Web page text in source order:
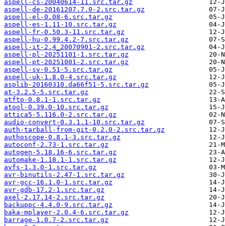
aspell-cs-20040614-11.src.tar.gz
aspell-de-20161207.7.0-2.src.tar.gz
aspell-el-0.08-6.src.tar.gz
aspell-es-1.11-10.src.tar.gz
aspell-fr-0.50.3-11.src.tar.gz
aspell-hu-0.99.4.2-7.src.tar.gz
aspell-it-2.4_20070901-2.src.tar.gz
aspell-pl-20251101-1.src.tar.gz
aspell-pt-20251001-2.src.tar.gz
aspell-sv-0.51-5.src.tar.gz
aspell-uk-1.8.0-4.src.tar.gz
asplib-20160310.da66f51-5.src.tar.gz
at-3.2.5-5.src.tar.gz
atftp-0.8.1-1.src.tar.gz
atool-0.39.0-10.src.tar.gz
attica5-5.116.0-2.src.tar.gz
audio-convert-0.3.1.1-10.src.tar.gz
auth-tarball-from-git-0.2.0-2.src.tar.gz
authoscope-0.8.1-3.src.tar.gz
autoconf-2.73-1.src.tar.gz
autogen-5.18.16-6.src.tar.gz
automake-1.18.1-1.src.tar.gz
avfs-1.3.0-1.src.tar.gz
avr-binutils-2.47-1.src.tar.gz
avr-gcc-16.1.0-1.src.tar.gz
avr-gdb-17.2-1.src.tar.gz
axel-2.17.14-2.src.tar.gz
backuppc-4.4.0-9.src.tar.gz
baka-mplayer-2.0.4-6.src.tar.gz
barrage-1.0.7-2.src.tar.gz